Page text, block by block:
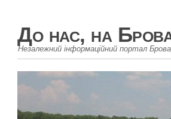
До нас, на
Незалежний інформаційний портал